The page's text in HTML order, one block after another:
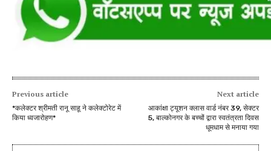
Previous article
*कलेक्टर श्रीमती रानू साहू ने कलेक्टोरेट में
किया ध्वजारोहण*
Next article
आकांक्षा ट्यूशन क्लास वार्ड नंबर 39, सेक्टर
5, बाल्कोनगर के बच्चों द्वारा स्वतंत्रता दिवस
धूमधाम से मनाया गया